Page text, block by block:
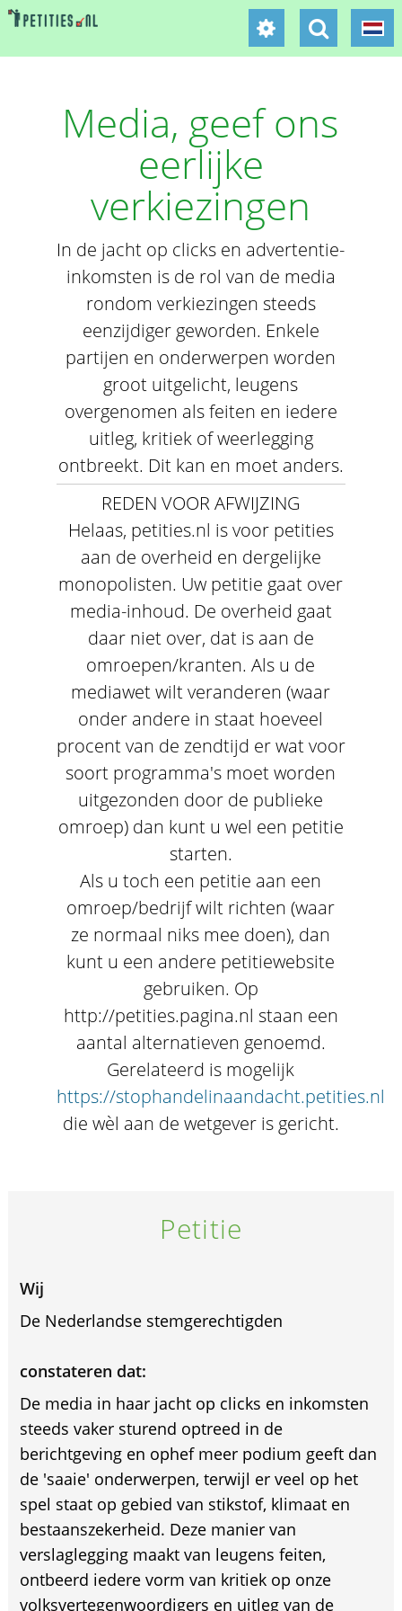
Media, geef ons
eerlijke
verkiezingen
In de jacht op clicks en advertentie-
inkomsten is de rol van de media
rondom verkiezingen steeds
eenzijdiger geworden. Enkele
partijen en onderwerpen worden
groot uitgelicht, leugens
overgenomen als feiten en iedere
uitleg, kritiek of weerlegging
ontbreekt. Dit kan en moet anders.
REDEN VOOR AFWIJZING
Helaas, petities.nl is voor petities
aan de overheid en dergelijke
monopolisten. Uw petitie gaat over
media-inhoud. De overheid gaat
daar niet over, dat is aan de
omroepen/kranten. Als u de
mediawet wilt veranderen (waar
onder andere in staat hoeveel
procent van de zendtijd er wat voor
soort programma's moet worden
uitgezonden door de publieke
omroep) dan kunt u wel een petitie
starten.
Als u toch een petitie aan een
omroep/bedrijf wilt richten (waar
ze normaal niks mee doen), dan
kunt u een andere petitiewebsite
gebruiken. Op
http://petities.pagina.nl staan een
aantal alternatieven genoemd.
Gerelateerd is mogelijk
https://stophandelinaandacht.petities.nl
die wèl aan de wetgever is gericht.
Petitie
Wij
De Nederlandse stemgerechtigden
constateren dat:
De media in haar jacht op clicks en inkomsten
steeds vaker sturend optreed in de
berichtgeving en ophef meer podium geeft dan
de 'saaie' onderwerpen, terwijl er veel op het
spel staat op gebied van stikstof, klimaat en
bestaanszekerheid. Deze manier van
verslaglegging maakt van leugens feiten,
ontbeerd iedere vorm van kritiek op onze
volksvertegenwoordigers en uitleg van de